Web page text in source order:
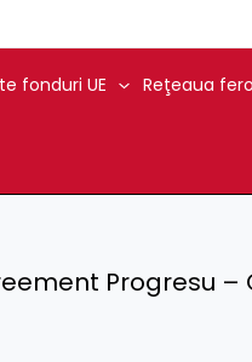
fonduri UE Reţeaua
Progresu –